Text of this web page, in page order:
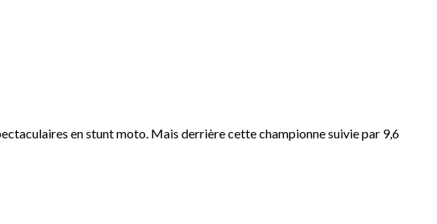
en stunt moto. Mais derrière cette championne suivie par 9,6